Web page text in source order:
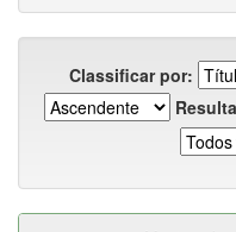
Classificar por: